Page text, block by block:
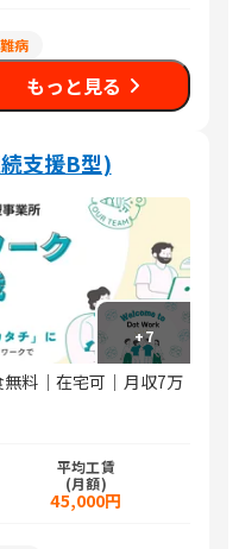
難病
もっと見る
支援B型)
+7
無料｜在宅可｜月収7万
平均工賃
(月額)
45,000円